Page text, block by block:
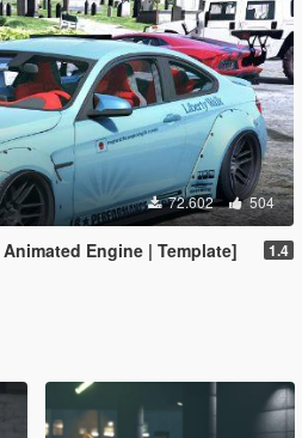
72.602 504
Engine | Template] 1.4